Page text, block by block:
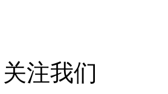
注我们